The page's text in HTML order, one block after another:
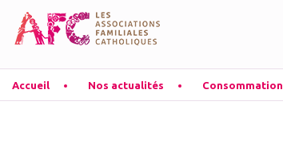
Accueil Nos actualités Consommation